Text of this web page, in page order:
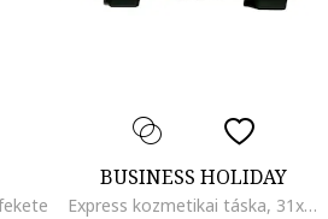
BUSINESS HOLIDAY
Express kozmetikai táska, 31x27,5x16 cm, Sötétzöld